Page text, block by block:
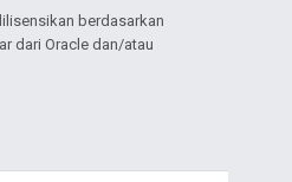
berdasarkan
dari Oracle dan/atau